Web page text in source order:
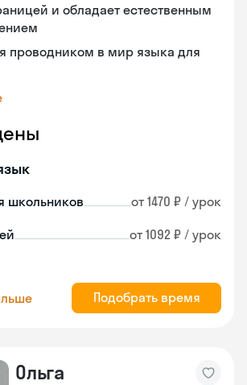
и обладает естественным
проводником в мир языка для
школьников от 1470 ₽ / урок
от 1092 ₽ / урок
Подобрать время
Ольга